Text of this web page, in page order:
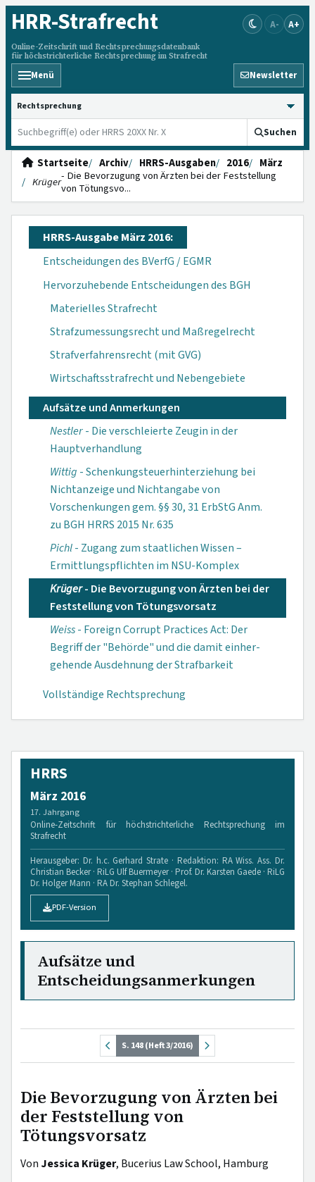
HRR-Strafrecht
Online-Zeitschrift und Rechtsprechungsdatenbank
für höchstrichterliche Rechtsprechung im Strafrecht
A- A+
Menü Newsletter
HRRS durchsuchen
Suchen
Startseite Archiv HRRS-Ausgaben 2016
März
Krüger- Die Bevorzugung von Ärzten bei der Fest­stellung
von Tötungs­vo...
HRRS-Ausgabe März 2016:
Entscheidungen des BVerfG / EGMR
Hervorzuhebende Entscheidungen des BGH
Materielles Strafrecht
Strafzumessungsrecht und Maßregelrecht
Strafverfahrensrecht (mit GVG)
Wirtschaftsstrafrecht und Nebengebiete
Aufsätze und Anmerkungen
Nestler- Die verschleierte Zeugin in der
Hauptverhandlung
Wittig - Schenkungs­teuerhinter­ziehung bei
Nichtan­zeige und Nichtan­gabe von
Vorschenkungen gem. §§ 30, 31 ErbStG Anm.
zu BGH HRRS 2015 Nr. 635
Pichl- Zugang zum staatlichen Wissen –
Ermittlungs­pflichten im NSU-Komplex
Krüger- Die Bevorzugung von Ärzten bei der
Fest­stellung von Tötungs­vorsatz
Weiss- Foreign Corrupt Practices Act: Der
Begriff der "Behörde" und die damit einher­
gehende Aus­dehnung der Straf­barkeit
Vollständige Rechtsprechung
HRRS
März 2016
17. Jahrgang
Online-Zeitschrift für höchstrichterliche Rechtsprechung im
Strafrecht
Herausgeber: Dr. h.c. Gerhard Strate · Redaktion: RA Wiss. Ass. Dr.
Christian Becker · RiLG Ulf Buermeyer · Prof. Dr. Karsten Gaede · RiLG
Dr. Holger Mann · RA Dr. Stephan Schlegel.
PDF-Version
Aufsätze und
Entscheidungsanmerkungen
S. 148 (Heft 3/2016)
Die Bevorzugung von Ärzten bei
der Feststellung von
Tötungsvorsatz
Von Jessica Krüger, Bucerius Law School, Hamburg